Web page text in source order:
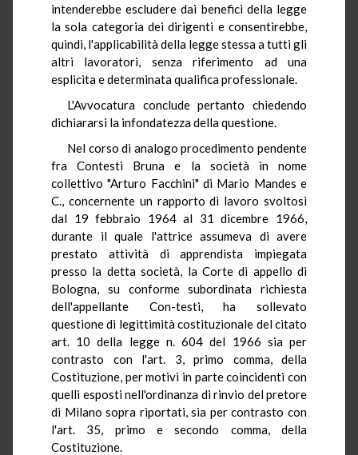
intenderebbe escludere dai benefici della legge
la sola categoria dei dirigenti e consentirebbe,
quindi, l'applicabilità della legge stessa a tutti gli
altri lavoratori, senza riferimento ad una
esplicita e determinata qualifica professionale.
L'Avvocatura conclude pertanto chiedendo
dichiararsi la infondatezza della questione.
Nel corso di analogo procedimento pendente
fra Contesti Bruna e la società in nome
collettivo "Arturo Facchini" di Mario Mandes e
C., concernente un rapporto di lavoro svoltosi
dal 19 febbraio 1964 al 31 dicembre 1966,
durante il quale l'attrice assumeva di avere
prestato attività di apprendista impiegata
presso la detta società, la Corte di appello di
Bologna, su conforme subordinata richiesta
dell'appellante Con-testi, ha sollevato
questione di legittimità costituzionale del citato
art. 10 della legge n. 604 del 1966 sia per
contrasto con l'art. 3, primo comma, della
Costituzione, per motivi in parte coincidenti con
quelli esposti nell'ordinanza di rinvio del pretore
di Milano sopra riportati, sia per contrasto con
l'art. 35, primo e secondo comma, della
Costituzione.